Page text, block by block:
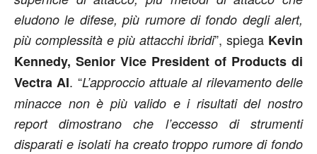
eludono le difese, più rumore di fondo degli alert,
più complessità e più attacchi ibridi”, spiega Kevin
Kennedy, Senior Vice President of Products di
Vectra AI. “L’approccio attuale al rilevamento delle
minacce non è più valido e i risultati del nostro
report dimostrano che l’eccesso di strumenti
disparati e isolati ha creato troppo rumore di fondo